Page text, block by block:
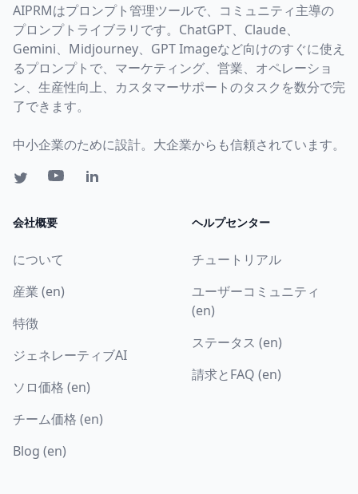
AIPRMはプロンプト管理ツールで、コミュニティ主導の
プロンプトライブラリです。ChatGPT、Claude、
Gemini、Midjourney、GPT Imageなど向けのすぐに使え
るプロンプトで、マーケティング、営業、オペレーショ
ン、生産性向上、カスタマーサポートのタスクを数分で完
了できます。
中小企業のために設計。大企業からも信頼されています。
会社概要
について
産業 (en)
特徴
ジェネレーティブAI
ソロ価格 (en)
チーム価格 (en)
Blog (en)
ヘルプセンター
チュートリアル
ユーザーコミュニティ
(en)
ステータス (en)
請求とFAQ (en)